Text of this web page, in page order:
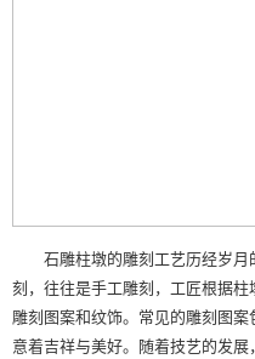
石雕柱墩的雕刻工艺历经岁月
刻，往往是手工雕刻，工匠根据
雕刻图案和纹饰。常见的雕刻图
意着吉祥与美好。随着技艺的发